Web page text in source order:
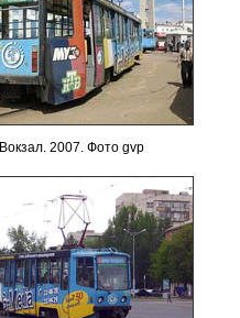
Вокзал. 2007. Фото gvp